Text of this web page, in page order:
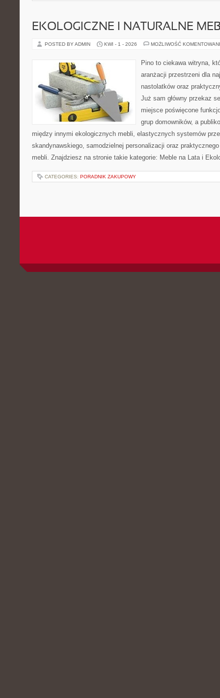
EKOLOGICZNE I NATURALNE
POSTED BY ADMIN KWI - 1 - 2026 MOŻLIWOŚĆ
Pino to ciekawa witryna,
aranżacji przestrzeni dla
nastolatków oraz
Już sam główny przekaz
miejsce poświęcone
grup domowników, a
między innymi ekologicznych mebli, elastycznych systemów
skandynawskiego, samodzielnej personalizacji oraz
mebli. Znajdziesz na stronie takie kategorie: Meble na Lata i
CATEGORIES: PORADNIK ZAKUPOWY